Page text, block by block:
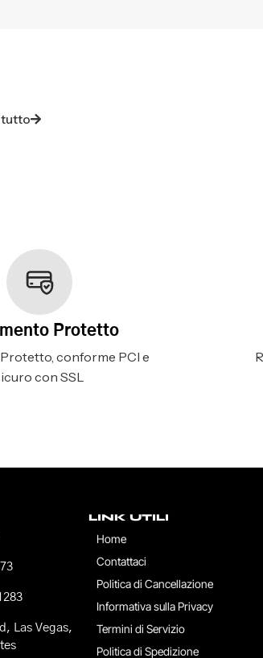
tutto
Protetto
conforme PCI e
con SSL
Las Vegas,
LINK UTILI
Home
Contattaci
Politica di Cancellazione
Informativa sulla Privacy
Termini di Servizio
Politica di Spedizione